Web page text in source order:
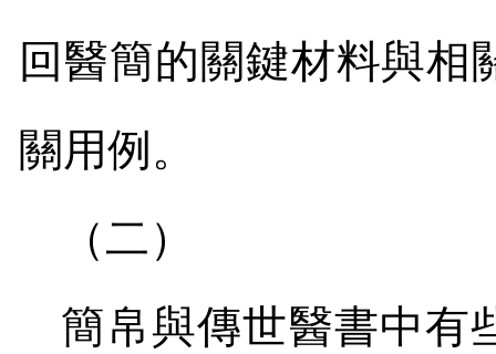
回醫簡的關鍵材料與相
關用例。
（二）
簡帛與傳世醫書中有